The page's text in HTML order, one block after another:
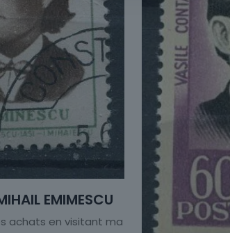
EMIMESCU
achats en visitant ma